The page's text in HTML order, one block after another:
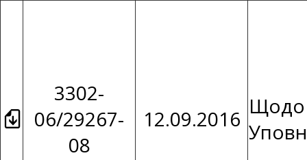
3302-
06/29267-
08
12.09.2016 Щодо